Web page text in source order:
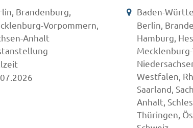
Brandenburg,
Vorpommern,
Anhalt
Baden-
Berlin,
Hamburg,
Westfalen,
Saarland,
Anhalt,
Thüringen,